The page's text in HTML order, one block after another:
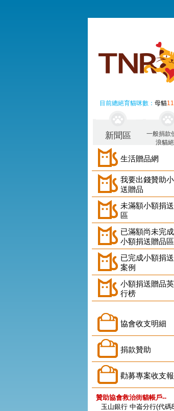
目前總絕育貓咪數： 母貓
新聞區
一般捐款
浪貓
生活贈品網
我要出錢贊助
送贈品
未滿額小額捐
區
已滿額尚未完
小額捐送贈品區
已完成小額捐
案例
小額捐送贈品
行榜
協會收支明細
捐款贊助
勸募專案收支
贊助協會救治街貓帳戶--
玉山銀行 中崙分行(代碼